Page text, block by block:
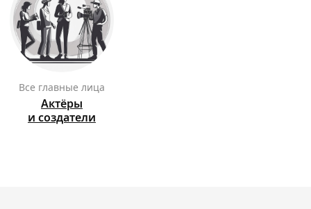
Все главные лица
Актёры
и создатели